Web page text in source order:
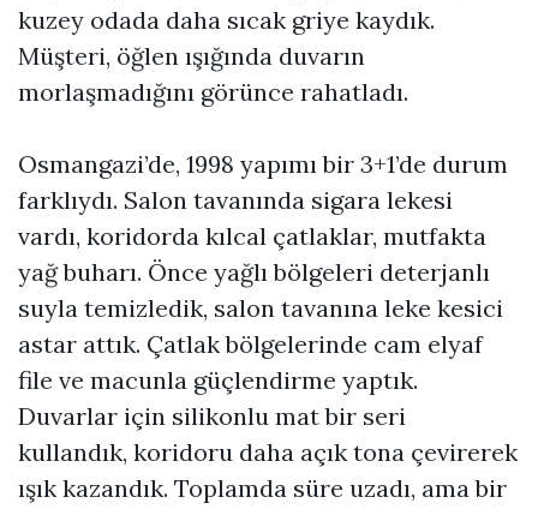
kuzey odada daha sıcak griye kaydık.
Müşteri, öğlen ışığında duvarın
morlaşmadığını görünce rahatladı.
Osmangazi’de, 1998 yapımı bir 3+1’de durum
farklıydı. Salon tavanında sigara lekesi
vardı, koridorda kılcal çatlaklar, mutfakta
yağ buharı. Önce yağlı bölgeleri deterjanlı
suyla temizledik, salon tavanına leke kesici
astar attık. Çatlak bölgelerinde cam elyaf
file ve macunla güçlendirme yaptık.
Duvarlar için silikonlu mat bir seri
kullandık, koridoru daha açık tona çevirerek
ışık kazandık. Toplamda süre uzadı, ama bir